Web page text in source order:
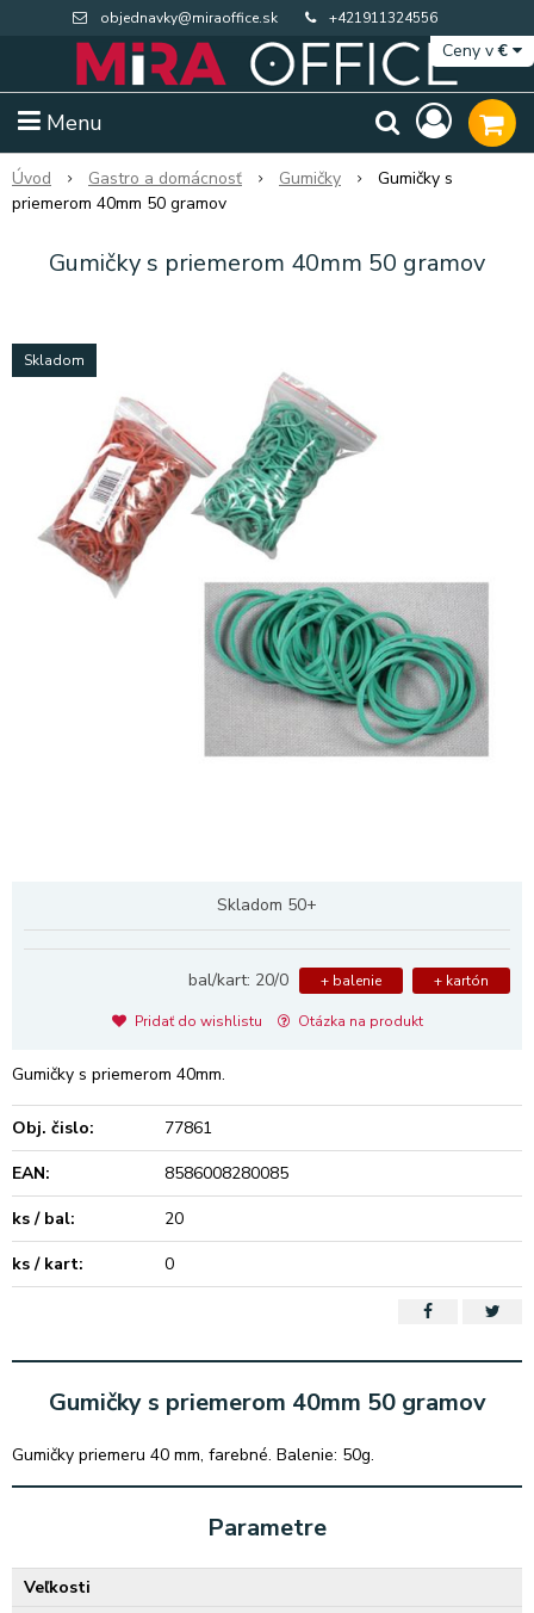
objednavky@miraoffice.sk +421911324556
Menu
Ceny v€
Extra výpredaj zásob Výpredaj BTS
Úvod Gastro a domácnosť Gumičky
Gumičky s
priemerom 40mm 50 gramov
Gumičky s priemerom 40mm 50 gramov
Skladom
Skladom 50+
bal/kart: 20/0 + balenie + kartón
Pridať do wishlistu Otázka na produkt
Gumičky s priemerom 40mm.
Obj. čislo:
77861
EAN:
8586008280085
ks / bal:
20
ks / kart:
0
Gumičky s priemerom 40mm 50 gramov
Gumičky priemeru 40 mm, farebné. Balenie: 50g.
Parametre
Veľkosti